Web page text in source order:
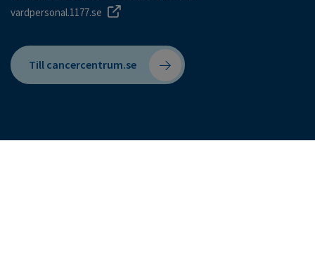
vardpersonal.1177.se
Till cancercentrum.se